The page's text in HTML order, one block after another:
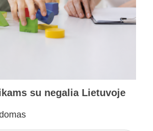
su negalia Lietuvoje